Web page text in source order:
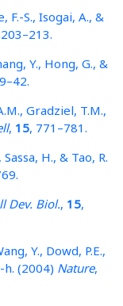
F.-S., Isogai, A., &
Y., Hong, G., &
Gradziel, T.M.,
, 15, 771–781.
H., & Tao, R.
Dev. Biol., 15,
Y., Dowd, P.E.,
h. (2004) Nature,